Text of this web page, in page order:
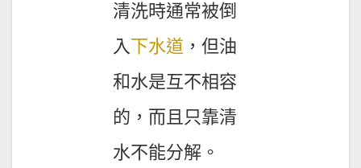
清洗時通常被倒
入下水道 ，但油
和水是互不相容
的，而且只靠清
水不能分解。